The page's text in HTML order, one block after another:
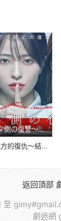
サレタ側の復讐～同盟を結んだ妻たち～ 線上看
被出軌方的復仇～結成同盟的妻子們～
返回頂部
至
劇迷網